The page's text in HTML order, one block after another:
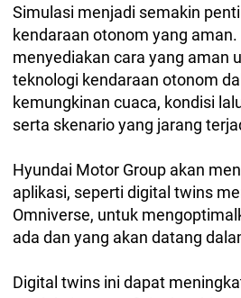
Simulasi menjadi semakin
kendaraan otonom yang aman.
menyediakan cara yang aman
teknologi kendaraan otonom
kemungkinan cuaca, kondisi
serta skenario yang jarang
Hyundai Motor Group akan
aplikasi, seperti digital twins
Omniverse, untuk
ada dan yang akan datang
Digital twins ini dapat